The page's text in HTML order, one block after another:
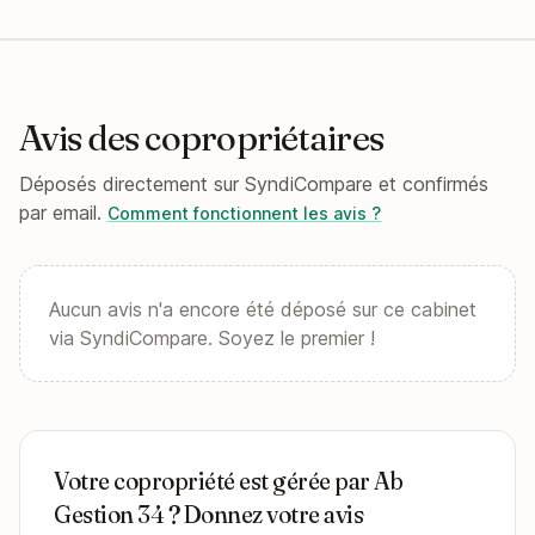
Avis des copropriétaires
Déposés directement sur SyndiCompare et confirmés
par email. Comment fonctionnent les avis ?
Aucun avis n'a encore été déposé sur ce cabinet
via SyndiCompare. Soyez le premier !
Votre copropriété est gérée par Ab
Gestion 34 ? Donnez votre avis